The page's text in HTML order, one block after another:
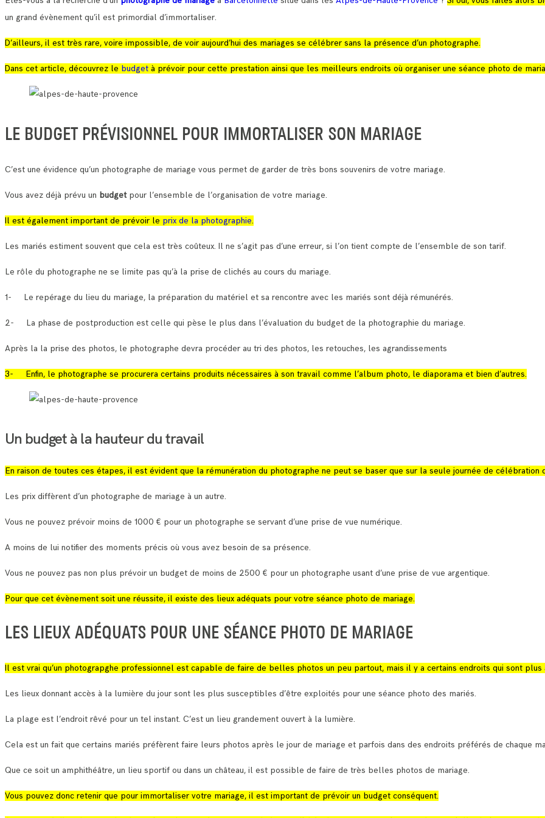
un grand évènement qu’il est primordial d’immortaliser.
D’ailleurs, il est très rare, voire impossible, de voir aujourd’hui des mariages se célébrer sans la présence d’un photographe.
Dans cet article, découvrez le budget à prévoir pour cette prestation ainsi que les meilleurs endroits où organiser une séance photo de
LE BUDGET PRÉVISIONNEL POUR IMMORTALISER SON MARIAGE
C’est une évidence qu’un photographe de mariage vous permet de garder de très bons souvenirs de votre mariage.
Vous avez déjà prévu un budget pour l’ensemble de l’organisation de votre mariage.
Il est également important de prévoir le prix de la photographie.
Les mariés estiment souvent que cela est très coûteux. Il ne s’agit pas d’une erreur, si l’on tient compte de l’ensemble de son tarif.
Le rôle du photographe ne se limite pas qu’à la prise de clichés au cours du mariage.
1- Le repérage du lieu du mariage, la préparation du matériel et sa rencontre avec les mariés sont déjà rémunérés.
2- La phase de postproduction est celle qui pèse le plus dans l’évaluation du budget de la photographie du mariage.
Après la la prise des photos, le photographe devra procéder au tri des photos, les retouches, les agrandissements
3- Enfin, le photographe se procurera certains produits nécessaires à son travail comme l’album photo, le diaporama et bien d’autres.
Un budget à la hauteur du travail
En raison de toutes ces étapes, il est évident que la rémunération du photographe ne peut se baser que sur la seule journée de célébration
Les prix diffèrent d’un photographe de mariage à un autre.
Vous ne pouvez prévoir moins de 1000 € pour un photographe se servant d’une prise de vue numérique.
A moins de lui notifier des moments précis où vous avez besoin de sa présence.
Vous ne pouvez pas non plus prévoir un budget de moins de 2500 € pour un photographe usant d’une prise de vue argentique.
Pour que cet évènement soit une réussite, il existe des lieux adéquats pour votre séance photo de mariage.
LES LIEUX ADÉQUATS POUR UNE SÉANCE PHOTO DE MARIAGE
Il est vrai qu’un photograpghe professionnel est capable de faire de belles photos un peu partout, mais il y a certains endroits qui sont plus
Les lieux donnant accès à la lumière du jour sont les plus susceptibles d’être exploités pour une séance photo des mariés.
La plage est l’endroit rêvé pour un tel instant. C’est un lieu grandement ouvert à la lumière.
Cela est un fait que certains mariés préfèrent faire leurs photos après le jour de mariage et parfois dans des endroits préférés de chaque
Que ce soit un amphithéâtre, un lieu sportif ou dans un château, il est possible de faire de très belles photos de mariage.
Vous pouvez donc retenir que pour immortaliser votre mariage, il est important de prévoir un budget conséquent.